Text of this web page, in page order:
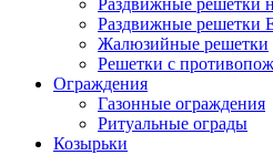
Раздвижные решетки
Раздвижные решетки
Жалюзийные решетки
Решетки с
Ограждения
Газонные ограждения
Ритуальные ограды
Козырьки